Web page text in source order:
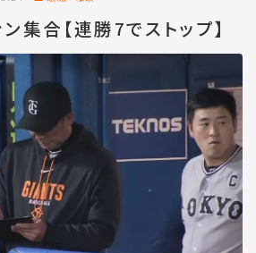
集合【連勝7でストップ】